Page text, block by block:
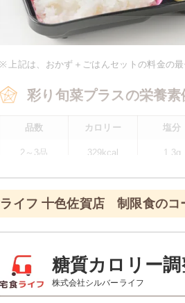
メニューは日替わりです（メニューは一例
※ 上記は、おかず＋ごはんセットの料金の
彩り旬菜プラスの栄養素
品数 カロリー 塩分
2～3品 329kcal 1.3g
※一例です。メニューにより前後します
彩り旬菜プラスのメニュ
エビと青梗菜の塩
あさりとじゃが芋のピリ辛醤油仕
白滝と蒲鉾の煮物
イフ 十色佐賀店 制限食のコ
糖質カロリー
株式会社シルバーライフ